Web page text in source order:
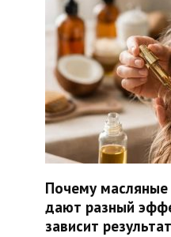
Почему
дают разный
зависит результат